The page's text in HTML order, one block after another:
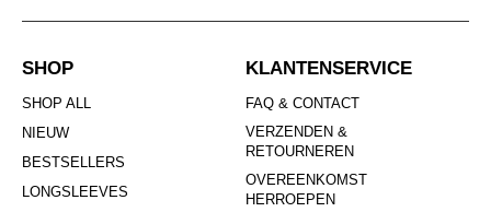
SHOP
SHOP ALL
NIEUW
BESTSELLERS
LONGSLEEVES
KLANTENSERVICE
FAQ & CONTACT
VERZENDEN &
RETOURNEREN
OVEREENKOMST
HERROEPEN